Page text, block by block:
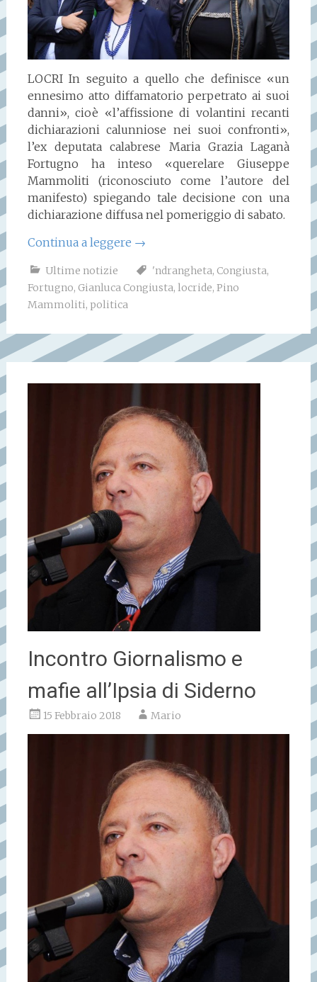
LOCRI In seguito a quello che definisce «un
ennesimo atto diffamatorio perpetrato ai suoi
danni», cioè «l’affissione di volantini recanti
dichiarazioni calunniose nei suoi confronti»,
l’ex deputata calabrese Maria Grazia Laganà
Fortugno ha inteso «querelare Giuseppe
Mammoliti (riconosciuto come l’autore del
manifesto) spiegando tale decisione con una
dichiarazione diffusa nel pomeriggio di sabato.
Continua a leggere →
Ultime notizie 'ndrangheta, Congiusta,
Fortugno, Gianluca Congiusta, locride, Pino
Mammoliti, politica
Incontro Giornalismo e
mafie all’Ipsia di Siderno
15 Febbraio 2018 Mario